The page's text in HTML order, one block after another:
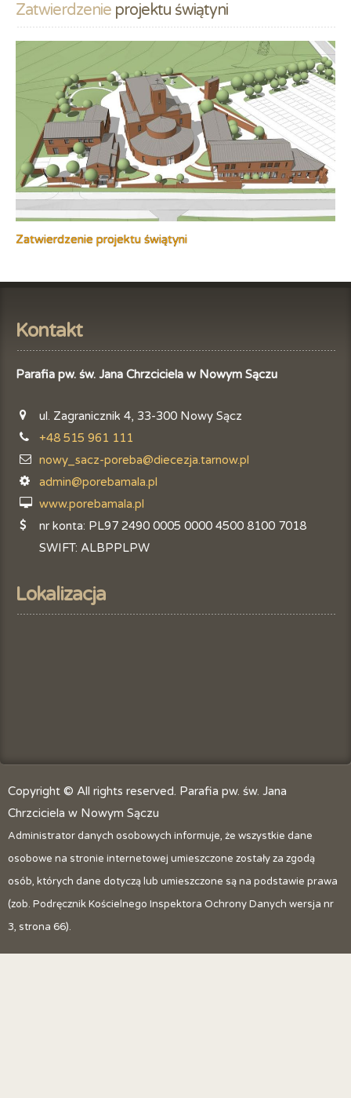
Zatwierdzenie projektu świątyni
Zatwierdzenie projektu świątyni
Kontakt
Parafia pw. św. Jana Chrzciciela w Nowym Sączu
ul. Zagranicznik 4, 33-300 Nowy Sącz
+48 515 961 111
nowy_sacz-poreba@diecezja.tarnow.pl
admin@porebamala.pl
www.porebamala.pl
nr konta: PL97 2490 0005 0000 4500 8100 7018
SWIFT: ALBPPLPW
Lokalizacja
Copyright © All rights reserved. Parafia pw. św. Jana
Chrzciciela w Nowym Sączu
Administrator danych osobowych informuje, że wszystkie dane
osobowe na stronie internetowej umieszczone zostały za zgodą
osób, których dane dotyczą lub umieszczone są na podstawie prawa
(zob. Podręcznik Kościelnego Inspektora Ochrony Danych wersja nr
3, strona 66).